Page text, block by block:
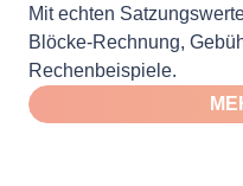
Mit echten
Blöcke-Rechnung,
Rechenbeispiele.